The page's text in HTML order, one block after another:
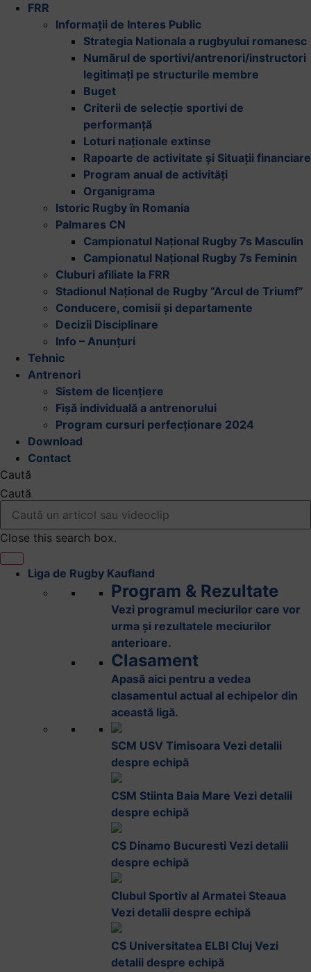
FRR
Informații de Interes Public
Strategia Nationala a rugbyului romanesc
Numărul de sportivi/antrenori/instructori
legitimați pe structurile membre
Buget
Criterii de selecție sportivi de
performanță
Loturi naționale extinse
Rapoarte de activitate și Situații financiare
Program anual de activități
Organigrama
Istoric Rugby în Romania
Palmares CN
Campionatul Național Rugby 7s Masculin
Campionatul Național Rugby 7s Feminin
Cluburi afiliate la FRR
Stadionul Național de Rugby “Arcul de Triumf”
Conducere, comisii și departamente
Decizii Disciplinare
Info – Anunțuri
Tehnic
Antrenori
Sistem de licențiere
Fișă individuală a antrenorului
Program cursuri perfecționare 2024
Download
Contact
Caută
Caută
Close this search box.
Liga de Rugby Kaufland
Program & Rezultate
Vezi programul meciurilor care vor
urma și rezultatele meciurilor
anterioare.
Clasament
Apasă aici pentru a vedea
clasamentul actual al echipelor din
această ligă.
SCM USV Timisoara Vezi detalii
despre echipă
CSM Stiinta Baia Mare Vezi detalii
despre echipă
CS Dinamo Bucuresti Vezi detalii
despre echipă
Clubul Sportiv al Armatei Steaua
Vezi detalii despre echipă
CS Universitatea ELBI Cluj Vezi
detalii despre echipă